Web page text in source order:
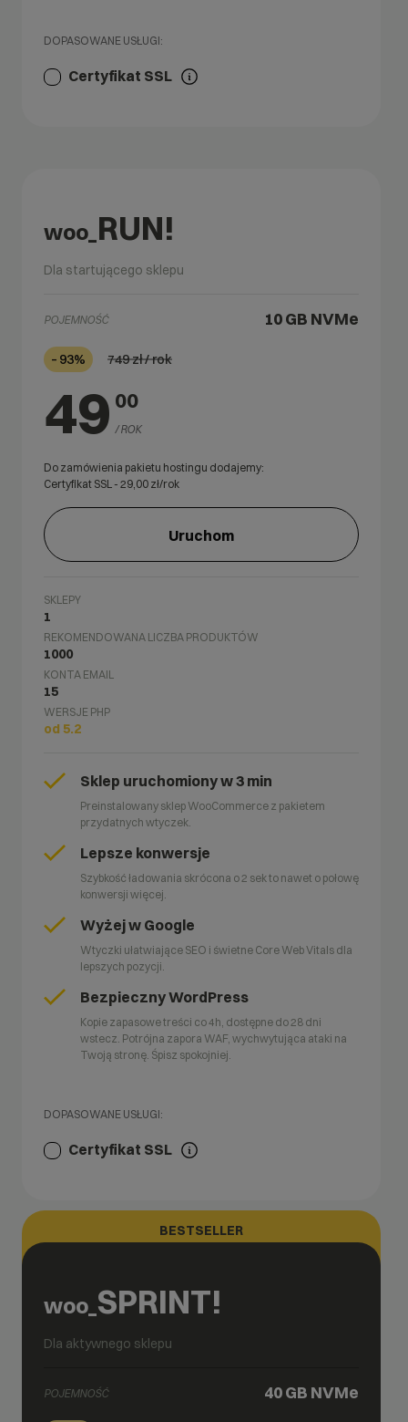
DOPASOWANE USŁUGI:
Certyfikat SSL
woo_ RUN!
Dla startującego sklepu
POJEMNOŚĆ 10 GB NVMe
– 93% 749zł / rok
49 00
/ ROK
Do zamówienia pakietu hostingu dodajemy:
Certyfikat SSL - 29,00 zł/rok
Uruchom
SKLEPY
1
REKOMENDOWANA LICZBA PRODUKTÓW
1000
KONTA EMAIL
15
WERSJE PHP
od 5.2
Sklep uruchomiony w 3 min
Preinstalowany sklep WooCommerce z pakietem
przydatnych wtyczek.
Lepsze konwersje
Szybkość ładowania skrócona o 2 sek to nawet o połowę
konwersji więcej.
Wyżej w Google
Wtyczki ułatwiające SEO i świetne Core Web Vitals dla
lepszych pozycji.
Bezpieczny WordPress
Kopie zapasowe treści co 4h, dostępne do 28 dni
wstecz. Potrójna zapora WAF, wychwytująca ataki na
Twoją stronę. Śpisz spokojniej.
DOPASOWANE USŁUGI:
Certyfikat SSL
BESTSELLER
woo_ SPRINT!
Dla aktywnego sklepu
POJEMNOŚĆ 40 GB NVMe